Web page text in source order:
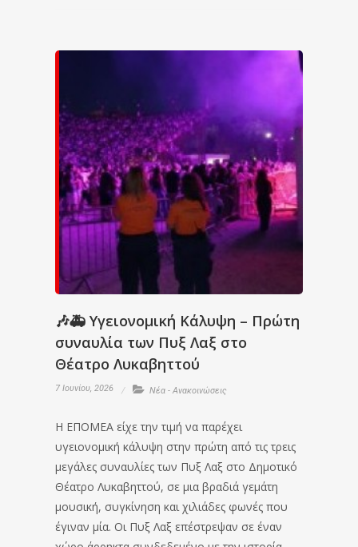
🎶🚑 Υγειονομική Κάλυψη – Πρώτη
συναυλία των Πυξ Λαξ στο
Θέατρο Λυκαβηττού
7 Ιουνίου, 2026 Νέα - Ανακοινώσεις
Η ΕΠΟΜΕΑ είχε την τιμή να παρέχει
υγειονομική κάλυψη στην πρώτη από τις τρεις
μεγάλες συναυλίες των Πυξ Λαξ στο Δημοτικό
Θέατρο Λυκαβηττού, σε μια βραδιά γεμάτη
μουσική, συγκίνηση και χιλιάδες φωνές που
έγιναν μία. Οι Πυξ Λαξ επέστρεψαν σε έναν